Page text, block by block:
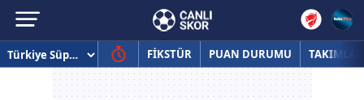
FİKSTÜR PUAN DURUMU TAKIMLAR